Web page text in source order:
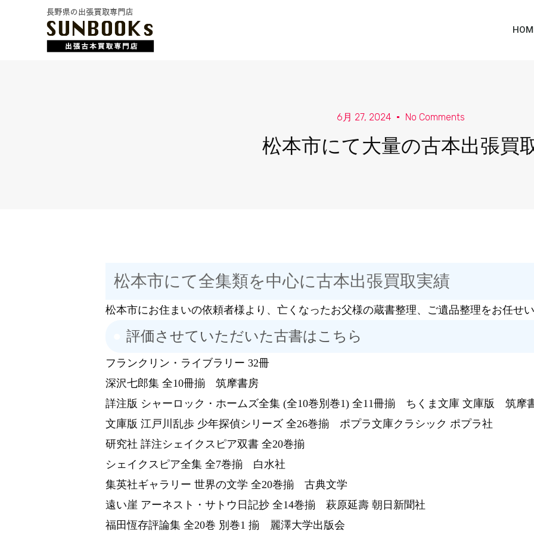
6月 27, 2024 No Comments
松本市にて大量の古本出張買
松本市にて全集類を中心に古本出張買取実績
松本市にお住まいの依頼者様より、亡くなったお父様の蔵書整理、ご遺品整理をお任せい
評価させていただいた古書はこちら
フランクリン・ライブラリー 32冊
深沢七郎集 全10冊揃 筑摩書房
詳注版 シャーロック・ホームズ全集 (全10巻別巻1) 全11冊揃 ちくま文庫 文庫版 筑摩
文庫版 江戸川乱歩 少年探偵シリーズ 全26巻揃 ポプラ文庫クラシック ポプラ社
研究社 詳注シェイクスピア双書 全20巻揃
シェイクスピア全集 全7巻揃 白水社
集英社ギャラリー 世界の文学 全20巻揃 古典文学
遠い崖 アーネスト・サトウ日記抄 全14巻揃 萩原延壽 朝日新聞社
福田恆存評論集 全20巻 別巻1 揃 麗澤大学出版会